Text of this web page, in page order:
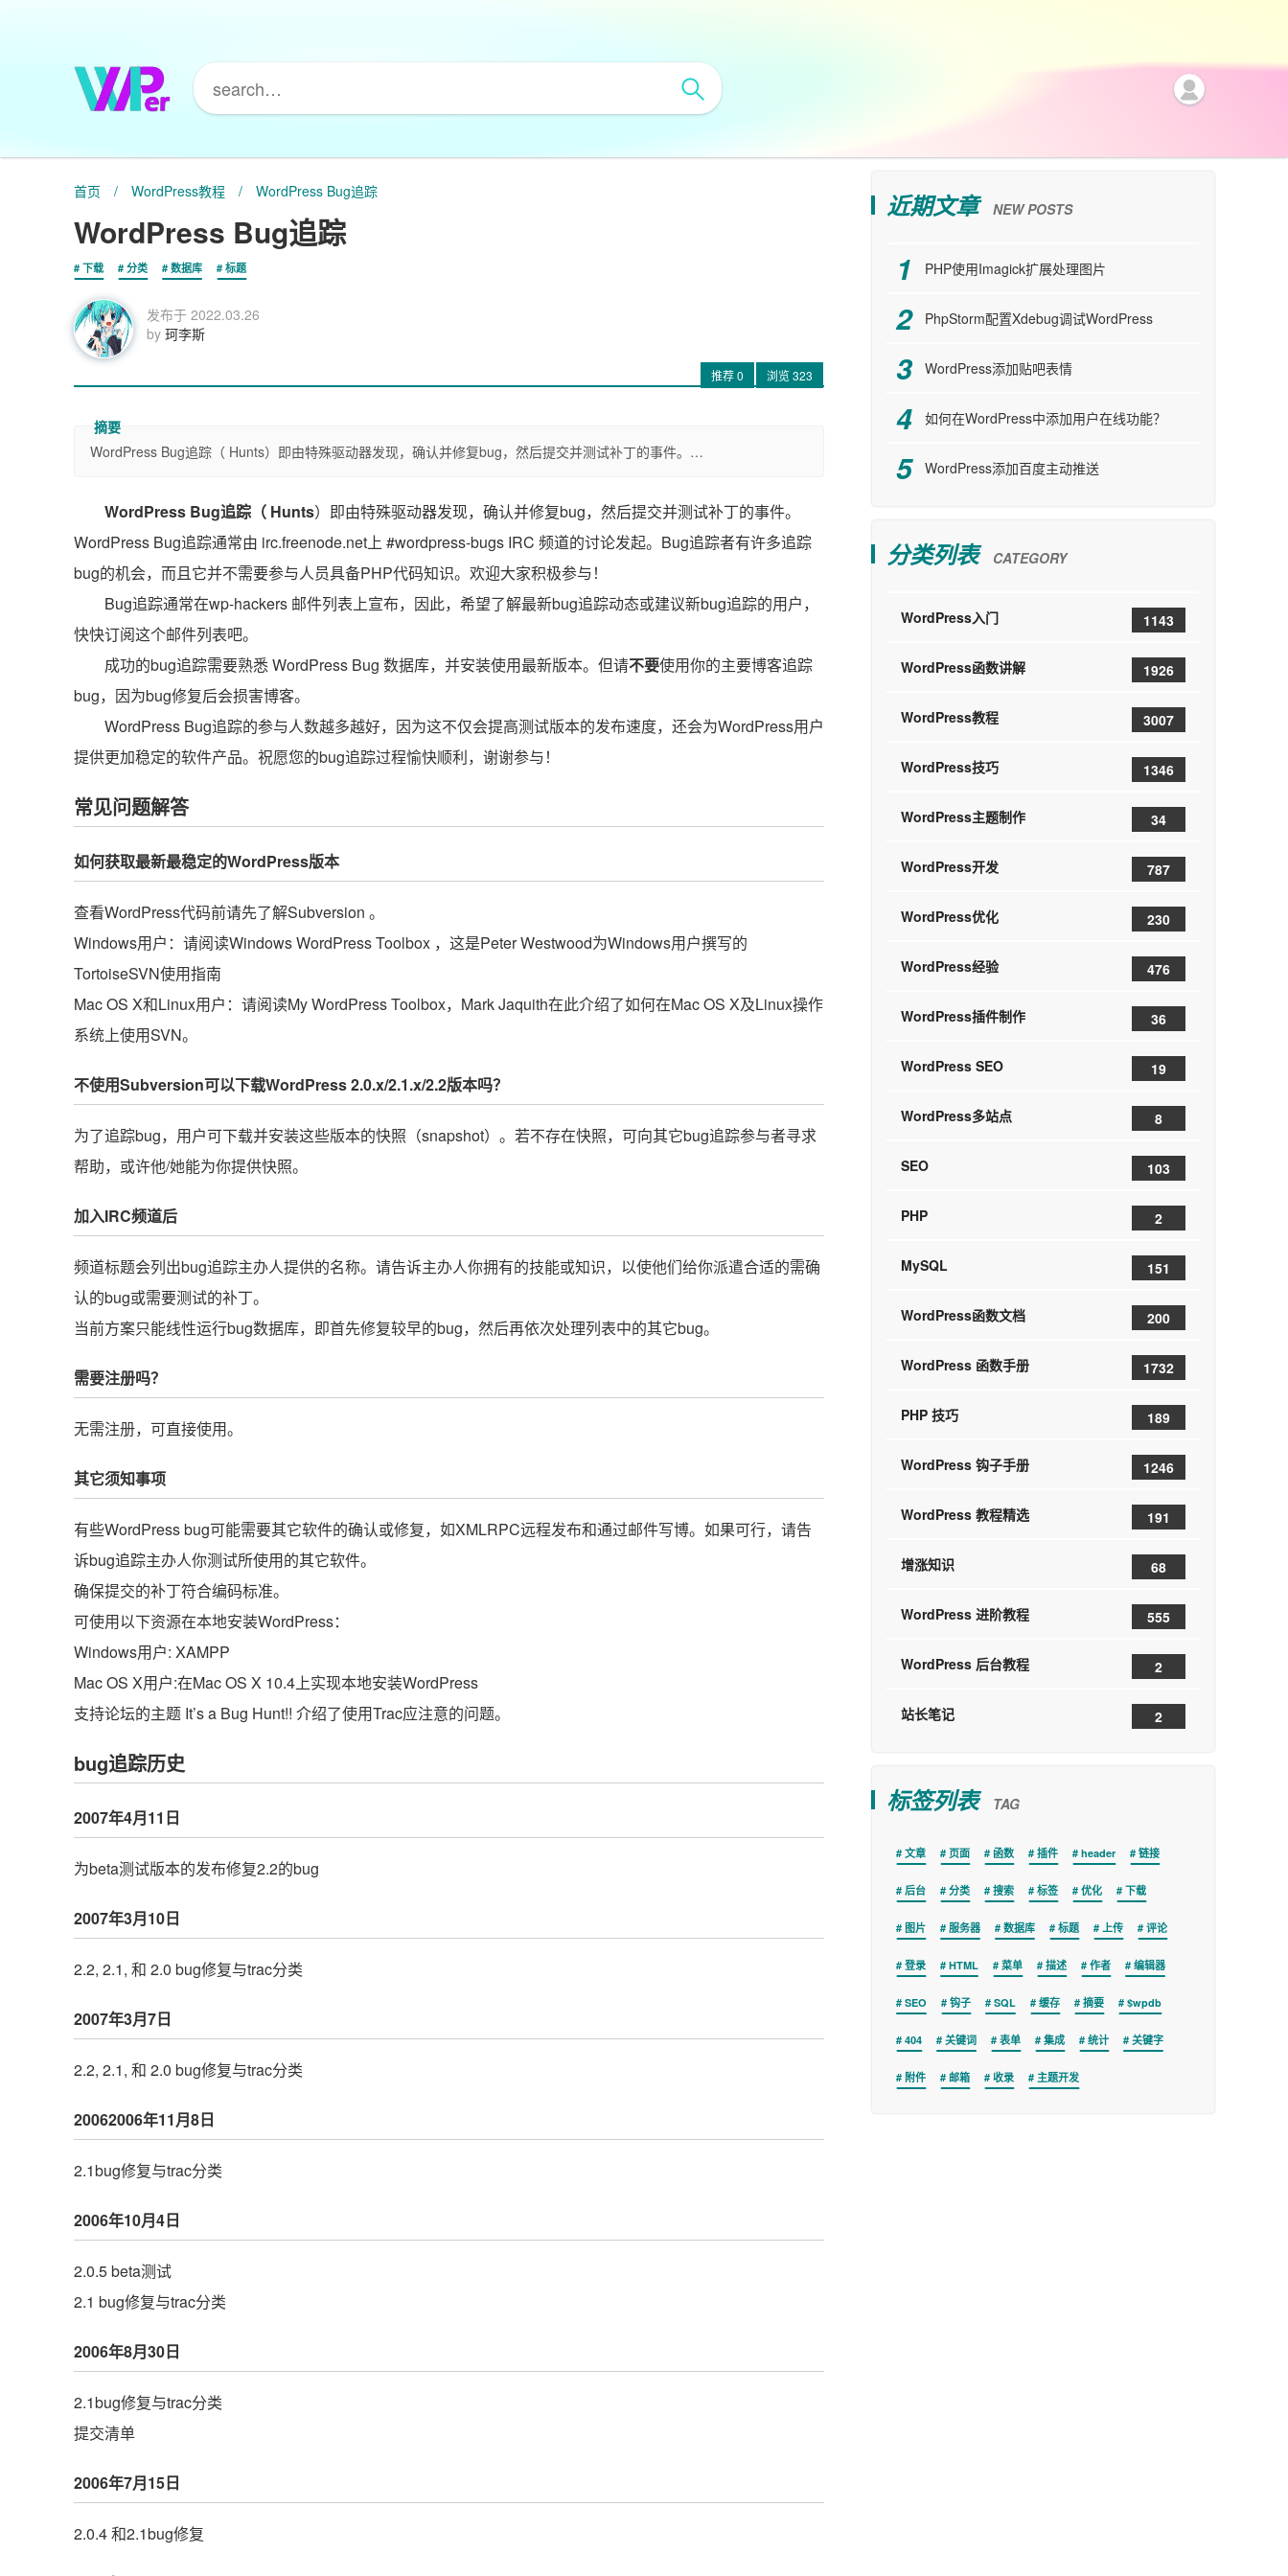
首页 / WordPress教程 / WordPress Bug追踪
WordPress Bug追踪
下载 分类 数据库 标题
发布于 2022.03.26
by 珂李斯
推荐0 浏览323
WordPress Bug追踪（ Hunts）即由特殊驱动器发现，确认并修复bug，然后提交并测试补丁的事件。…
WordPress Bug追踪（ Hunts）即由特殊驱动器发现，确认并修复bug，然后提交并测试补丁的事件。
WordPress Bug追踪通常由 irc.freenode.net上 #wordpress-bugs IRC 频道的讨论发起。Bug追踪者有许多追踪
bug的机会，而且它并不需要参与人员具备PHP代码知识。欢迎大家积极参与！
Bug追踪通常在wp-hackers 邮件列表上宣布，因此，希望了解最新bug追踪动态或建议新bug追踪的用户，
快快订阅这个邮件列表吧。
成功的bug追踪需要熟悉 WordPress Bug 数据库，并安装使用最新版本。但请不要使用你的主要博客追踪
bug，因为bug修复后会损害博客。
WordPress Bug追踪的参与人数越多越好，因为这不仅会提高测试版本的发布速度，还会为WordPress用户
提供更加稳定的软件产品。祝愿您的bug追踪过程愉快顺利，谢谢参与！
常见问题解答
如何获取最新最稳定的WordPress版本
查看WordPress代码前请先了解Subversion 。
Windows用户：请阅读Windows WordPress Toolbox ，这是Peter Westwood为Windows用户撰写的
TortoiseSVN使用指南
Mac OS X和Linux用户：请阅读My WordPress Toolbox，Mark Jaquith在此介绍了如何在Mac OS X及Linux操作
系统上使用SVN。
不使用Subversion可以下载WordPress 2.0.x/2.1.x/2.2版本吗？
为了追踪bug，用户可下载并安装这些版本的快照（snapshot）。若不存在快照，可向其它bug追踪参与者寻求
帮助，或许他/她能为你提供快照。
加入IRC频道后
频道标题会列出bug追踪主办人提供的名称。请告诉主办人你拥有的技能或知识，以使他们给你派遣合适的需确
认的bug或需要测试的补丁。
当前方案只能线性运行bug数据库，即首先修复较早的bug，然后再依次处理列表中的其它bug。
需要注册吗？
无需注册，可直接使用。
其它须知事项
有些WordPress bug可能需要其它软件的确认或修复，如XMLRPC远程发布和通过邮件写博。如果可行，请告
诉bug追踪主办人你测试所使用的其它软件。
确保提交的补丁符合编码标准。
可使用以下资源在本地安装WordPress：
Windows用户: XAMPP
Mac OS X用户:在Mac OS X 10.4上实现本地安装WordPress
支持论坛的主题 It’s a Bug Hunt!! 介绍了使用Trac应注意的问题。
bug追踪历史
2007年4月11日
为beta测试版本的发布修复2.2的bug
2007年3月10日
2.2, 2.1, 和 2.0 bug修复与trac分类
2007年3月7日
2.2, 2.1, 和 2.0 bug修复与trac分类
20062006年11月8日
2.1bug修复与trac分类
2006年10月4日
2.0.5 beta测试
2.1 bug修复与trac分类
2006年8月30日
2.1bug修复与trac分类
提交清单
2006年7月15日
2.0.4 和2.1bug修复
近期文章 NEW POSTS
PHP使用Imagick扩展处理图片
PhpStorm配置Xdebug调试WordPress
WordPress添加贴吧表情
如何在WordPress中添加用户在线功能？
WordPress添加百度主动推送
分类列表 CATEGORY
WordPress入门 1143
WordPress函数讲解 1926
WordPress教程 3007
WordPress技巧 1346
WordPress主题制作 34
WordPress开发 787
WordPress优化 230
WordPress经验 476
WordPress插件制作 36
WordPress SEO 19
WordPress多站点 8
SEO 103
PHP 2
MySQL 151
WordPress函数文档 200
WordPress 函数手册 1732
PHP 技巧 189
WordPress 钩子手册 1246
WordPress 教程精选 191
增涨知识 68
WordPress 进阶教程 555
WordPress 后台教程 2
站长笔记 2
标签列表 TAG
文章 页面 函数 插件 header 链接
后台 分类 搜索 标签 优化 下载
图片 服务器 数据库 标题 上传 评论
登录 HTML 菜单 描述 作者 编辑器
SEO 钩子 SQL 缓存 摘要 $wpdb
404 关键词 表单 集成 统计 关键字
附件 邮箱 收录 主题开发